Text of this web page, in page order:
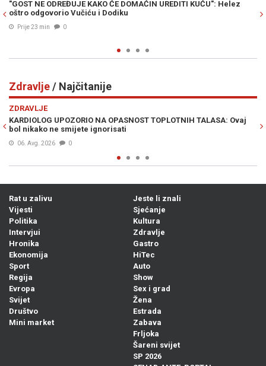
UREDITI KUĆU": Helez
HAOS U SKUPŠTINI KOSOVA: Opoziciona
Aljbina Kurtija (VIDEO)
Zdravlje/ Najčitanije
TOPLOTNIH TALASA: Ovaj
IMATE GA U KUHINJI: Ova biljka
Alzheimerove bolesti
Rat u zalivu
Vijesti
Politika
Intervjui
Hronika
Ekonomija
Sport
Regija
Evropa
Svijet
Društvo
Mini market
Jeste li znali
Sjećanje
Kultura
Zdravlje
Gastro
HiTec
Auto
Show
Sex i grad
Žena
Estrada
Zabava
Frljoka
Šareni svijet
SP 2026